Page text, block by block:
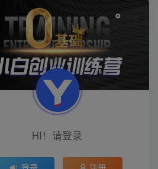
HI！请登录